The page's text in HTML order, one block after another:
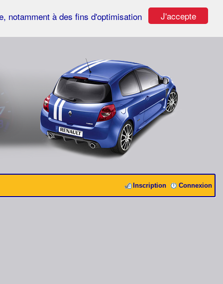
J'accepte
notamment à des fins d'optimisation
Connexion
Inscription